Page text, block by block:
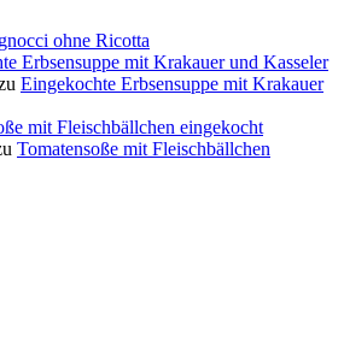
ohne Ricotta
Erbsensuppe mit Krakauer und Kasseler
Eingekochte Erbsensuppe mit Krakauer
mit Fleischbällchen eingekocht
Tomatensoße mit Fleischbällchen